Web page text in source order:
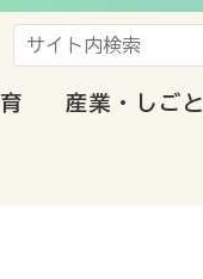
産業・しごと